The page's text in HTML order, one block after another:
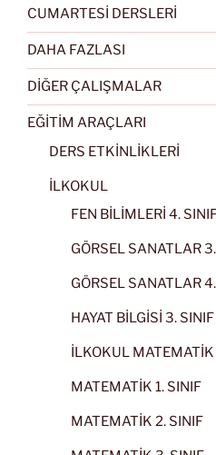
CUMARTESİ DERSLERİ
DAHA FAZLASI
DİĞER ÇALIŞMALAR
EĞİTİM ARAÇLARI
DERS ETKİNLİKLERİ
İLKOKUL
FEN BİLİMLERİ 4.
GÖRSEL SANATLAR
GÖRSEL SANATLAR
HAYAT BİLGİSİ 3. SINIF
İLKOKUL MATEMATİK
MATEMATİK 1. SINIF
MATEMATİK 2. SINIF